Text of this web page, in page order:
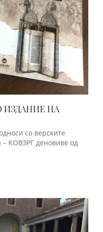
НА
со верските
КОВЗРГ деновиве од